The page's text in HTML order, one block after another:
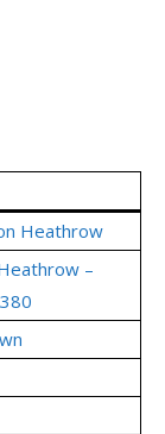
Heathrow
–